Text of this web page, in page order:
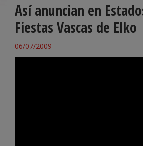
Así anuncian en
Fiestas Vascas de Elko
06/07/2009